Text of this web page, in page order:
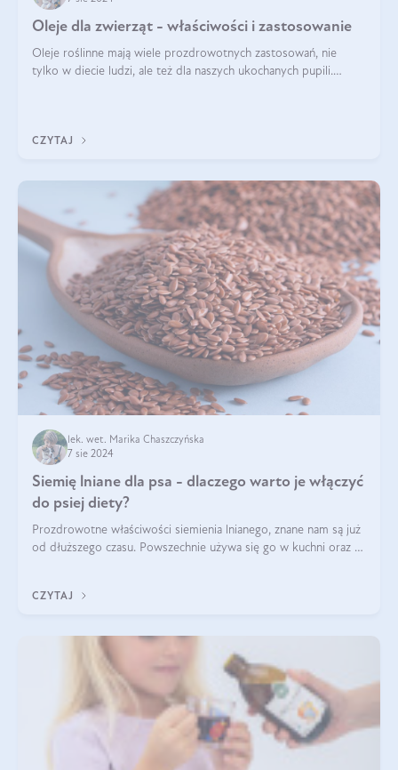
Oleje dla zwierząt - właściwości i zastosowanie
Oleje roślinne mają wiele prozdrowotnych zastosowań, nie
tylko w diecie ludzi, ale też dla naszych ukochanych pupili.
CZYTAJ
lek. wet. Marika Chaszczyńska
7 sie 2024
Siemię lniane dla psa - dlaczego warto je włączyć
do psiej diety?
Prozdrowotne właściwości siemienia lnianego, znane nam są już
od dłuższego czasu. Powszechnie używa się go w kuchni oraz w
CZYTAJ